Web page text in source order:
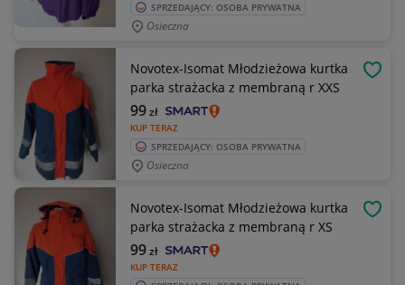
SPRZEDAJĄCY: OSOBA PRYWATNA
Osieczna
Novotex-Isomat Młodzieżowa kurtka
parka strażacka z membraną r XXS
KUP TERAZ
99zł
SPRZEDAJĄCY: OSOBA PRYWATNA
Osieczna
Novotex-Isomat Młodzieżowa kurtka
parka strażacka z membraną r XS
KUP TERAZ
99zł